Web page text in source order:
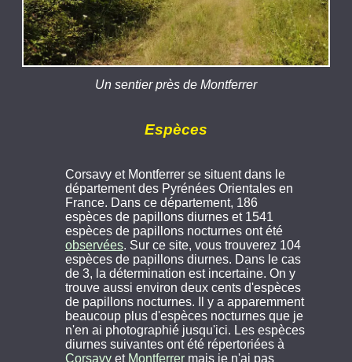
Un sentier près de Montferrer
Espèces
Corsavy et Montferrer se situent dans le
département des Pyrénées Orientales en
France. Dans ce département, 186
espèces de papillons diurnes et 1541
espèces de papillons nocturnes ont été
observées. Sur ce site, vous trouverez 104
espèces de papillons diurnes. Dans le cas
de 3, la détermination est incertaine. On y
trouve aussi environ deux cents d'espèces
de papillons nocturnes. Il y a apparemment
beaucoup plus d'espèces nocturnes que je
n'en ai photographié jusqu'ici. Les espèces
diurnes suivantes ont été répertoriées à
Corsavy et Montferrer mais je n'ai pas